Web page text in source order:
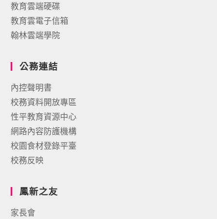
教育雲端硬碟
教育雲電子信箱
翰林雲端學院
公務連結
內控聲明書
校務資料開放專區
性平教育資源中心
網路內容防護機構
校園食材登錄平臺
校務反映
鳳新之友
家長會